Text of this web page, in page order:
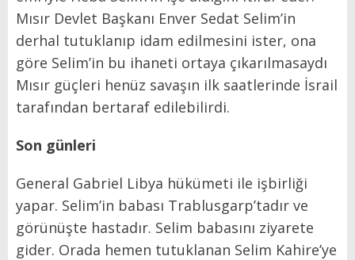
Mısır Devlet Başkanı Enver Sedat Selim’in
derhal tutuklanıp idam edilmesini ister, ona
göre Selim’in bu ihaneti ortaya çıkarılmasaydı
Mısır güçleri henüz savaşın ilk saatlerinde İsrail
tarafından bertaraf edilebilirdi.
Son günleri
General Gabriel Libya hükümeti ile işbirliği
yapar. Selim’in babası Trablusgarp’tadır ve
görünüşte hastadır. Selim babasını ziyarete
gider. Orada hemen tutuklanan Selim Kahire’ye